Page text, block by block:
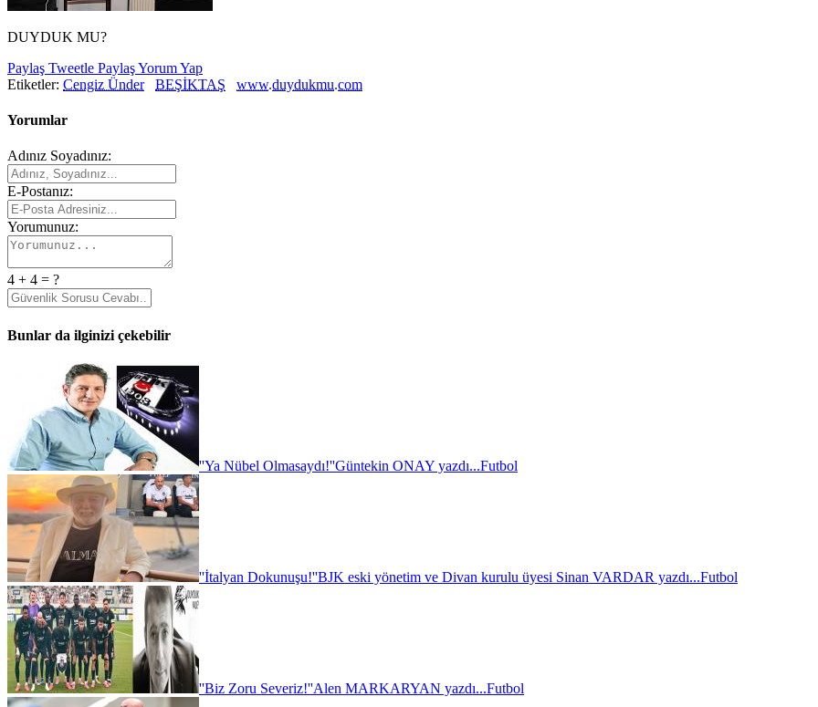
DUYDUK MU?
Paylaş Tweetle PaylaşYorum Yap
Etiketler: Cengiz Ünder BEŞİKTAŞ www.duydukmu.com
Yorumlar
Adınız Soyadınız:
E-Postanız:
Yorumunuz:
4 + 4 = ?
Bunlar da ilginizi çekebilir
''Ya Nübel Olmasaydı!''Güntekin ONAY yazdı...Futbol
''İtalyan Dokunuşu!''BJK eski yönetim ve Divan kurulu üyesi Sinan VARDAR yazdı...Futbol
''Biz Zoru Severiz!''Alen MARKARYAN yazdı...Futbol